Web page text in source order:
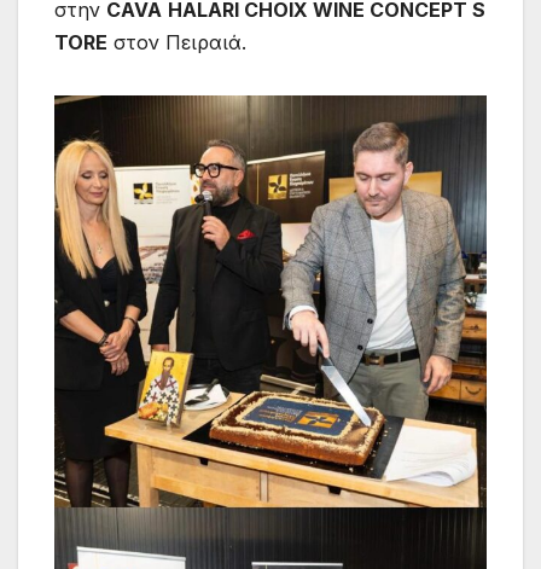
στην CAVA HALARI CHOIX WINE CONCEPT S
TORE στον Πειραιά.